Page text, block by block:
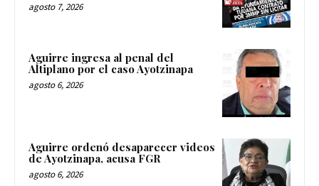
agosto 7, 2026
Aguirre ingresa al penal del
Altiplano por el caso Ayotzinapa
agosto 6, 2026
Aguirre ordenó desaparecer videos
de Ayotzinapa, acusa FGR
agosto 6, 2026